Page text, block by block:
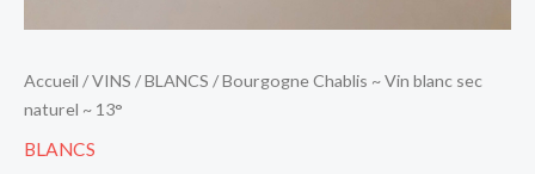
Accueil /VINS /BLANCS / Bourgogne Chablis ~ Vin blanc sec
naturel ~ 13°
BLANCS